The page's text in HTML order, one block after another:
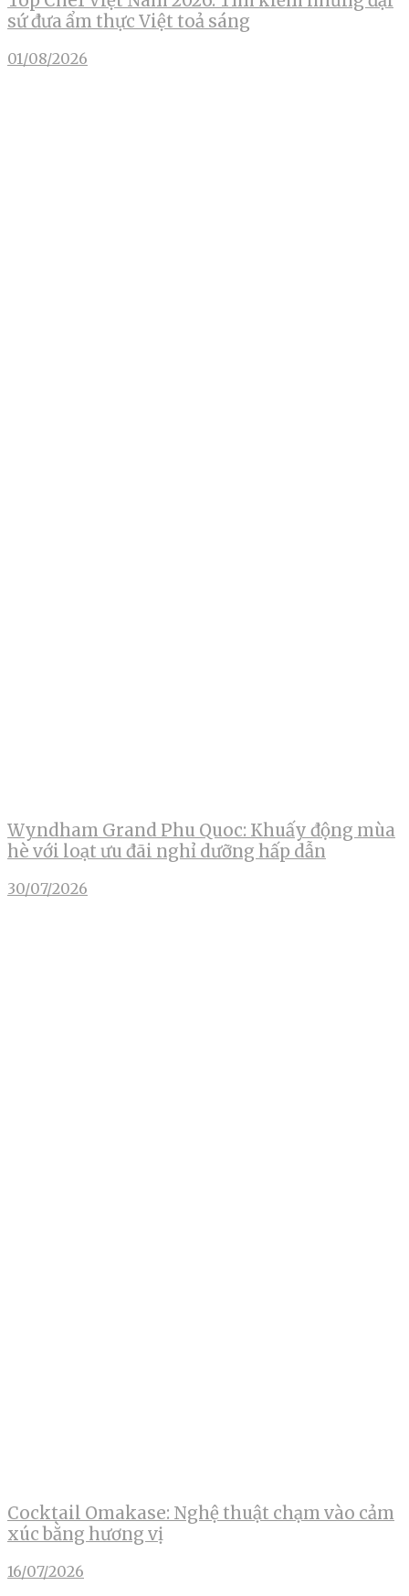
sứ đưa ẩm thực Việt toả sáng
01/08/2026
Wyndham Grand Phu Quoc: Khuấy động mùa
hè với loạt ưu đãi nghỉ dưỡng hấp dẫn
30/07/2026
Cocktail Omakase: Nghệ thuật chạm vào cảm
xúc bằng hương vị
16/07/2026